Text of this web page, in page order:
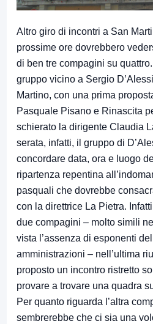
Altro giro di incontri a San
prossime ore dovrebbero
di ben tre compagini su
gruppo vicino a Sergio
Martino, con una prima
Pasquale Pisano e Rinascita
schierato la dirigente Claudia
serata, infatti, il gruppo di
concordare data, ora e luogo
ripartenza repentina
pasquali che dovrebbe
con la direttrice La Pietra.
due compagini – molto simili
vista l’assenza di esponenti
amministrazioni – nell’ultima
proposto un incontro ristretto
provare a trovare una quadra
Per quanto riguarda l’altra
sembrerebbe che ci sia una